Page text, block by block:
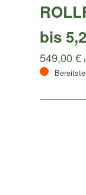
bis
549,00€ (